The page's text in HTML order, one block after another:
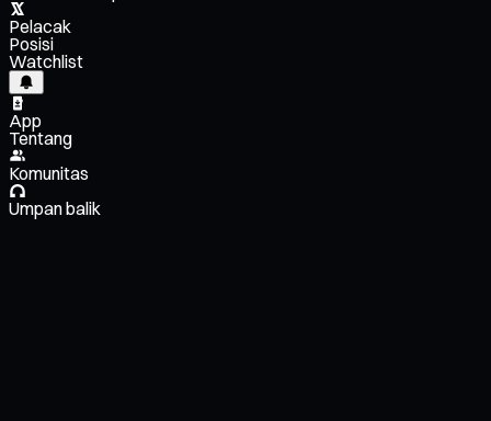
Pelacak
Posisi
Watchlist
App
Tentang
Komunitas
Umpan balik